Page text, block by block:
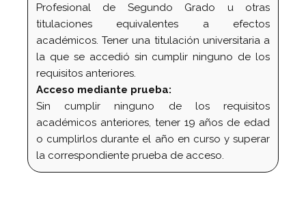
Profesional de Segundo Grado u otras
titulaciones equivalentes a efectos
académicos. Tener una titulación universitaria a
la que se accedió sin cumplir ninguno de los
requisitos anteriores.
Acceso mediante prueba:
Sin cumplir ninguno de los requisitos
académicos anteriores, tener 19 años de edad
o cumplirlos durante el año en curso y superar
la correspondiente prueba de acceso.